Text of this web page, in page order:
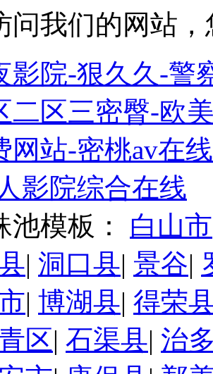
问我们的网站
影院-狠久久-警
二区三密臀-欧
网站-密桃av在
影院综合在线
池模板： 白山市
| 洞口县| 景谷|
| 博湖县| 得荣
区| 石渠县| 治